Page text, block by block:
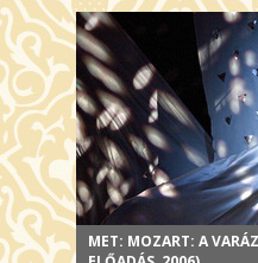
MET: MOZART: A